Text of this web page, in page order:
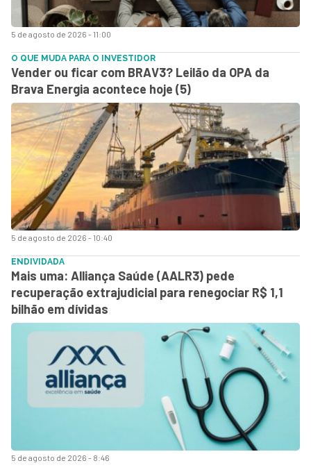
5 de agosto de 2026 - 11:00
5 de agosto de 2026 - 10:40
O QUE MUDA PARA O INVESTIDOR
Vender ou ficar com BRAV3? Leilão da OPA da
Brava Energia acontece hoje (5)
5 de agosto de 2026 - 8:46
ENDIVIDADA
Mais uma: Alliança Saúde (AALR3) pede
recuperação extrajudicial para renegociar R$ 1,1
bilhão em dívidas